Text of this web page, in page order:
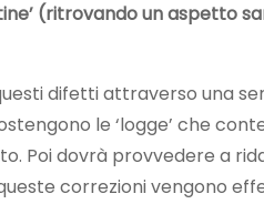
(ritrovando un aspetto
difetti attraverso una
le ‘logge’ che
Poi dovrà provvedere a
correzioni vengono